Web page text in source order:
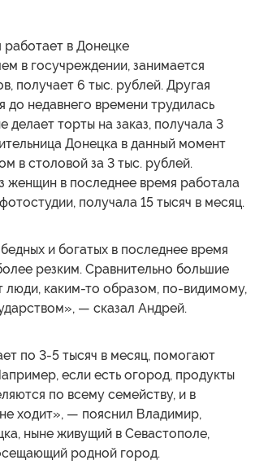
в Донецке
в госучреждении, занимается
получает 6 тыс. рублей. Другая
до недавнего времени трудилась
делает торты на заказ, получала 3
Донецка в данный момент
в столовой за 3 тыс. рублей.
женщин в последнее время работала
получала 15 тысяч в месяц.
и богатых в последнее время
резким. Сравнительно большие
люди, каким-то образом, по-видимому,
— сказал Андрей.
по 3-5 тысяч в месяц, помогают
если есть огород, продукты
по всему семейству, и в
ходит», — пояснил Владимир,
ныне живущий в Севастополе,
родной город.